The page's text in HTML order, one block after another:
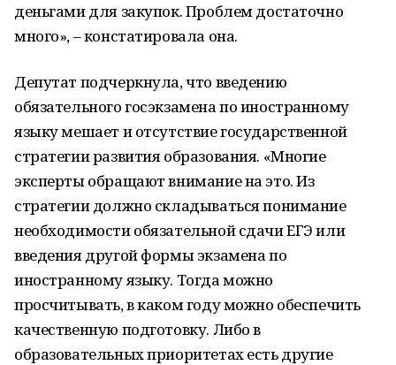
деньгами для закупок. Проблем достаточно
много», – констатировала она.
Депутат подчеркнула, что введению
обязательного госэкзамена по иностранному
языку мешает и отсутствие государственной
стратегии развития образования. «Многие
эксперты обращают внимание на это. Из
стратегии должно складываться понимание
необходимости обязательной сдачи ЕГЭ или
введения другой формы экзамена по
иностранному языку. Тогда можно
просчитывать, в каком году можно обеспечить
качественную подготовку. Либо в
образовательных приоритетах есть другие